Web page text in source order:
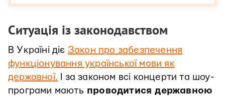
Ситуація із законодавством
В Україні діє Закон про забезпечення
функціонування української мови як
державної. І за законом всі концерти та шоу-
програми мають проводитися державною